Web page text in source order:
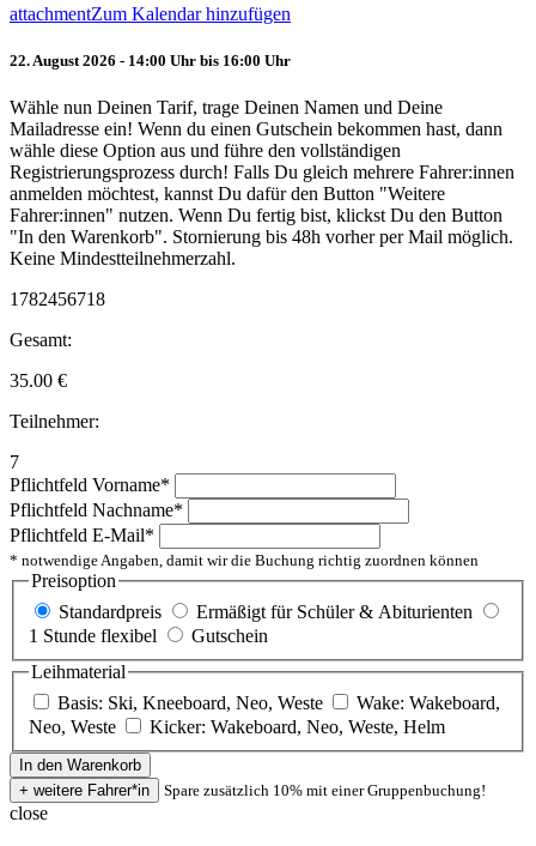
attachmentZum Kalendar hinzufügen
22. August 2026 - 14:00 Uhr bis 16:00 Uhr
Wähle nun Deinen Tarif, trage Deinen Namen und Deine
Mailadresse ein! Wenn du einen Gutschein bekommen hast, dann
wähle diese Option aus und führe den vollständigen
Registrierungsprozess durch! Falls Du gleich mehrere Fahrer:innen
anmelden möchtest, kannst Du dafür den Button "Weitere
Fahrer:innen" nutzen. Wenn Du fertig bist, klickst Du den Button
"In den Warenkorb". Stornierung bis 48h vorher per Mail möglich.
Keine Mindestteilnehmerzahl.
1782456718
Gesamt:
35.00 €
Teilnehmer:
7
Pflichtfeld Vorname*
Pflichtfeld Nachname*
Pflichtfeld E-Mail*
* notwendige Angaben, damit wir die Buchung richtig zuordnen können
Preisoption
Standardpreis
Ermäßigt für Schüler & Abiturienten
1 Stunde flexibel
Gutschein
Leihmaterial
Basis: Ski, Kneeboard, Neo, Weste
Wake: Wakeboard,
Neo, Weste
Kicker: Wakeboard, Neo, Weste, Helm
Spare zusätzlich 10% mit einer Gruppenbuchung!
close